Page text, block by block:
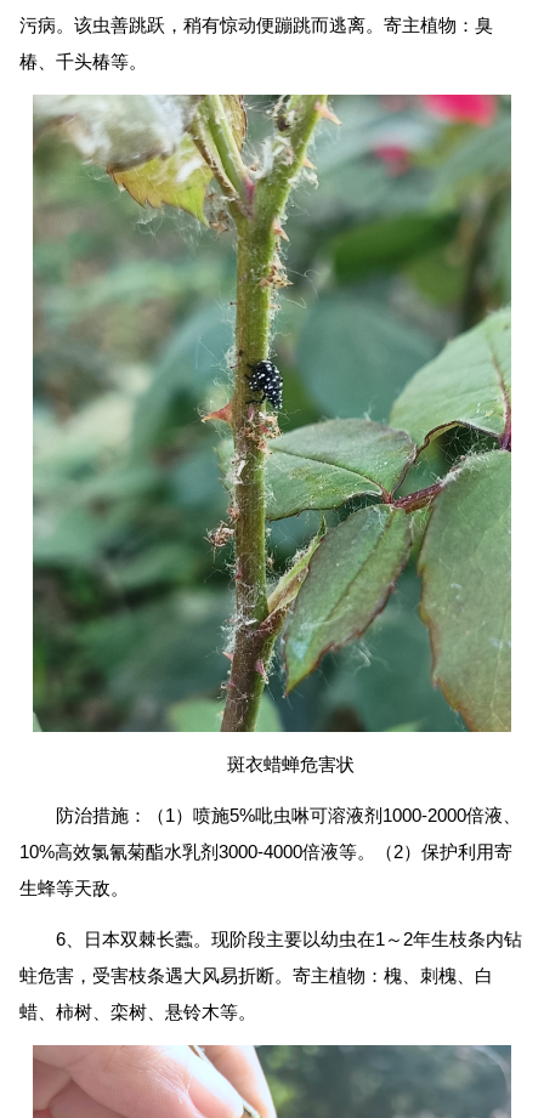
污病。该虫善跳跃，稍有惊动便蹦跳而逃离。寄主植物：臭
椿、千头椿等。
斑衣蜡蝉危害状
防治措施：（1）喷施5%吡虫啉可溶液剂1000-2000倍液、
10%高效氯氰菊酯水乳剂3000-4000倍液等。（2）保护利用寄
生蜂等天敌。
6、日本双棘长蠹。现阶段主要以幼虫在1～2年生枝条内钻
蛀危害，受害枝条遇大风易折断。寄主植物：槐、刺槐、白
蜡、柿树、栾树、悬铃木等。